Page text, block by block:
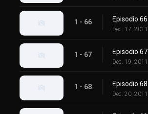
1 - 66 Episodio 66
Dec. 17, 2011
1 - 67 Episodio 67
Dec. 19, 2011
1 - 68 Episodio 68
Dec. 20, 2011